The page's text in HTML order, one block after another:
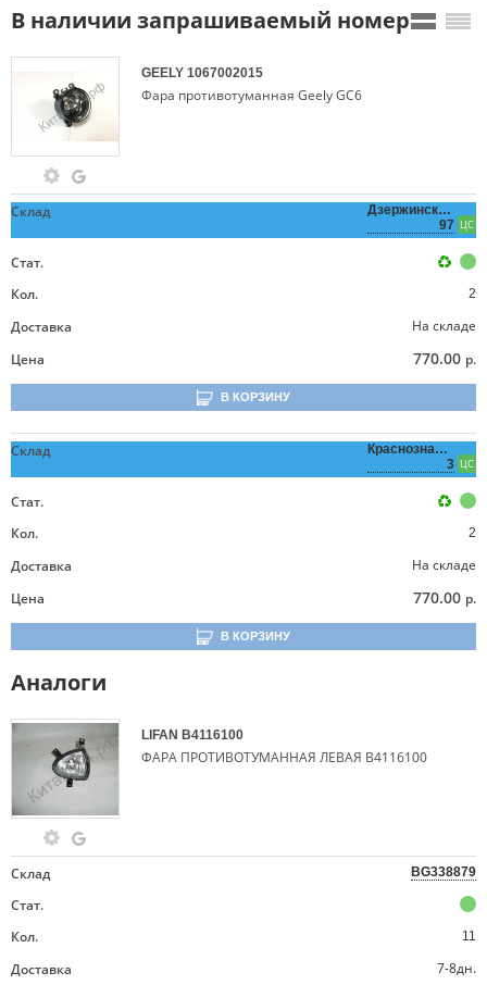
В наличии запрашиваемый номер
GEELY 1067002015
Фара противотуманная Geely GC6
Склад
Дзержинского,
97 ЦС
Стат.
Кол.
2
Доставка
На складе
Цена
770.00 р.
В КОРЗИНУ
Склад
Краснознаменная,
3 ЦС
Стат.
Кол.
2
Доставка
На складе
Цена
770.00 р.
В КОРЗИНУ
Аналоги
LIFAN B4116100
ФАРА ПРОТИВОТУМАННАЯ ЛЕВАЯ B4116100
Склад BG338879
Стат.
Кол.
11
Доставка
7-8дн.